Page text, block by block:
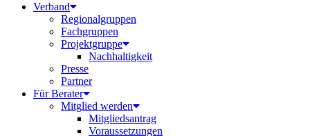
Verband
Regionalgruppen
Fachgruppen
Projektgruppe
Nachhaltigkeit
Presse
Partner
Für Berater
Mitglied werden
Mitgliedsantrag
Voraussetzungen